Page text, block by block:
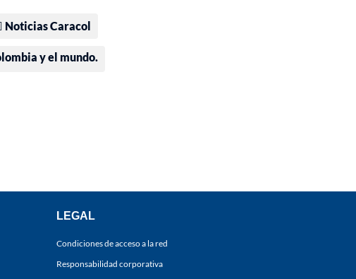
Noticias Caracol
y el mundo.
LEGAL
Condiciones de acceso a la red
Responsabilidad corporativa